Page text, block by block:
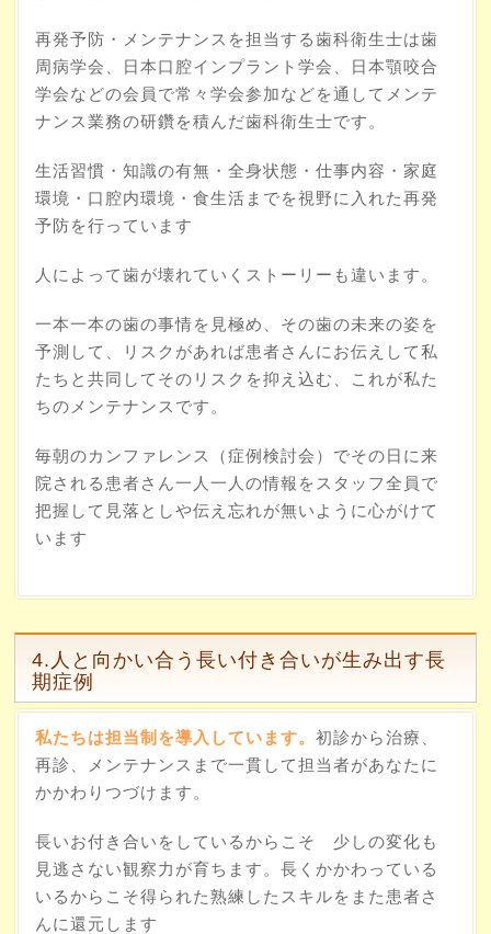
再発予防・メンテナンスを担当する歯科衛生士は歯
周病学会、日本口腔インプラント学会、日本顎咬合
学会などの会員で常々学会参加などを通してメンテ
ナンス業務の研鑽を積んだ歯科衛生士です。
生活習慣・知識の有無・全身状態・仕事内容・家庭
環境・口腔内環境・食生活までを視野に入れた再発
予防を行っています
人によって歯が壊れていくストーリーも違います。
一本一本の歯の事情を見極め、その歯の未来の姿を
予測して、リスクがあれば患者さんにお伝えして私
たちと共同してそのリスクを抑え込む、これが私た
ちのメンテナンスです。
毎朝のカンファレンス（症例検討会）でその日に来
院される患者さん一人一人の情報をスタッフ全員で
把握して見落としや伝え忘れが無いように心がけて
います
4.人と向かい合う長い付き合いが生み出す長
期症例
私たちは担当制を導入しています。初診から治療、
再診、メンテナンスまで一貫して担当者があなたに
かかわりつづけます。
長いお付き合いをしているからこそ 少しの変化も
見逃さない観察力が育ちます。長くかかわっている
いるからこそ得られた熟練したスキルをまた患者さ
んに還元します